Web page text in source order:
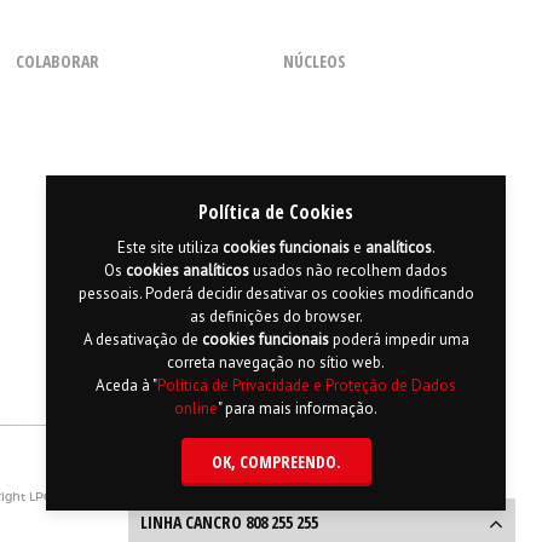
Política de Cookies
Este site utiliza cookiesfuncionaise analíticos.
Os cookies analíticosusados não recolhem dados
pessoais. Poderá decidir desativar os cookies modificando
as definições do browser.
A desativação de cookiesfuncionaispoderá impedir uma
correta navegação no sítio web.
Aceda à "Política de Privacidade e Proteção de Dados
online" para mais informação.
OK, COMPREENDO.
LINHA CANCRO 808 255 255
COLABORAR
NÚCLEOS
Regional do Sul
Política de Privacidade e Proteção de Dados
LPCC 2015 Desenvolvido por PTisp